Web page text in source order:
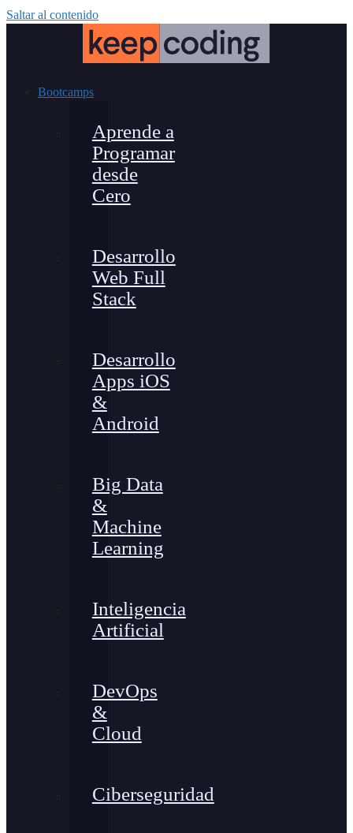
Saltar al contenido
Bootcamps
Aprende a
Programar
desde
Cero
Desarrollo
Web Full
Stack
Desarrollo
Apps iOS
&
Android
Big Data
&
Machine
Learning
Inteligencia
Artificial
DevOps
&
Cloud
Ciberseguridad